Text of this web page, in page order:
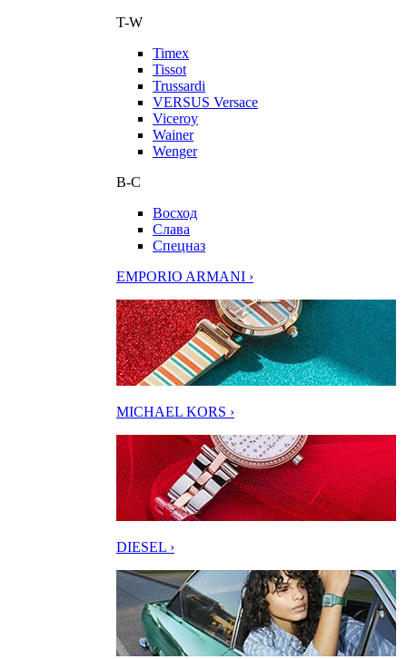
T-W
Timex
Tissot
Trussardi
VERSUS Versace
Viceroy
Wainer
Wenger
В-С
Восход
Слава
Спецназ
EMPORIO ARMANI ›
MICHAEL KORS ›
DIESEL ›